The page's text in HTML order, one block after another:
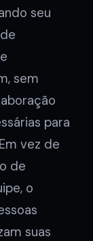
seu
sem
para
vez de
de
o
suas